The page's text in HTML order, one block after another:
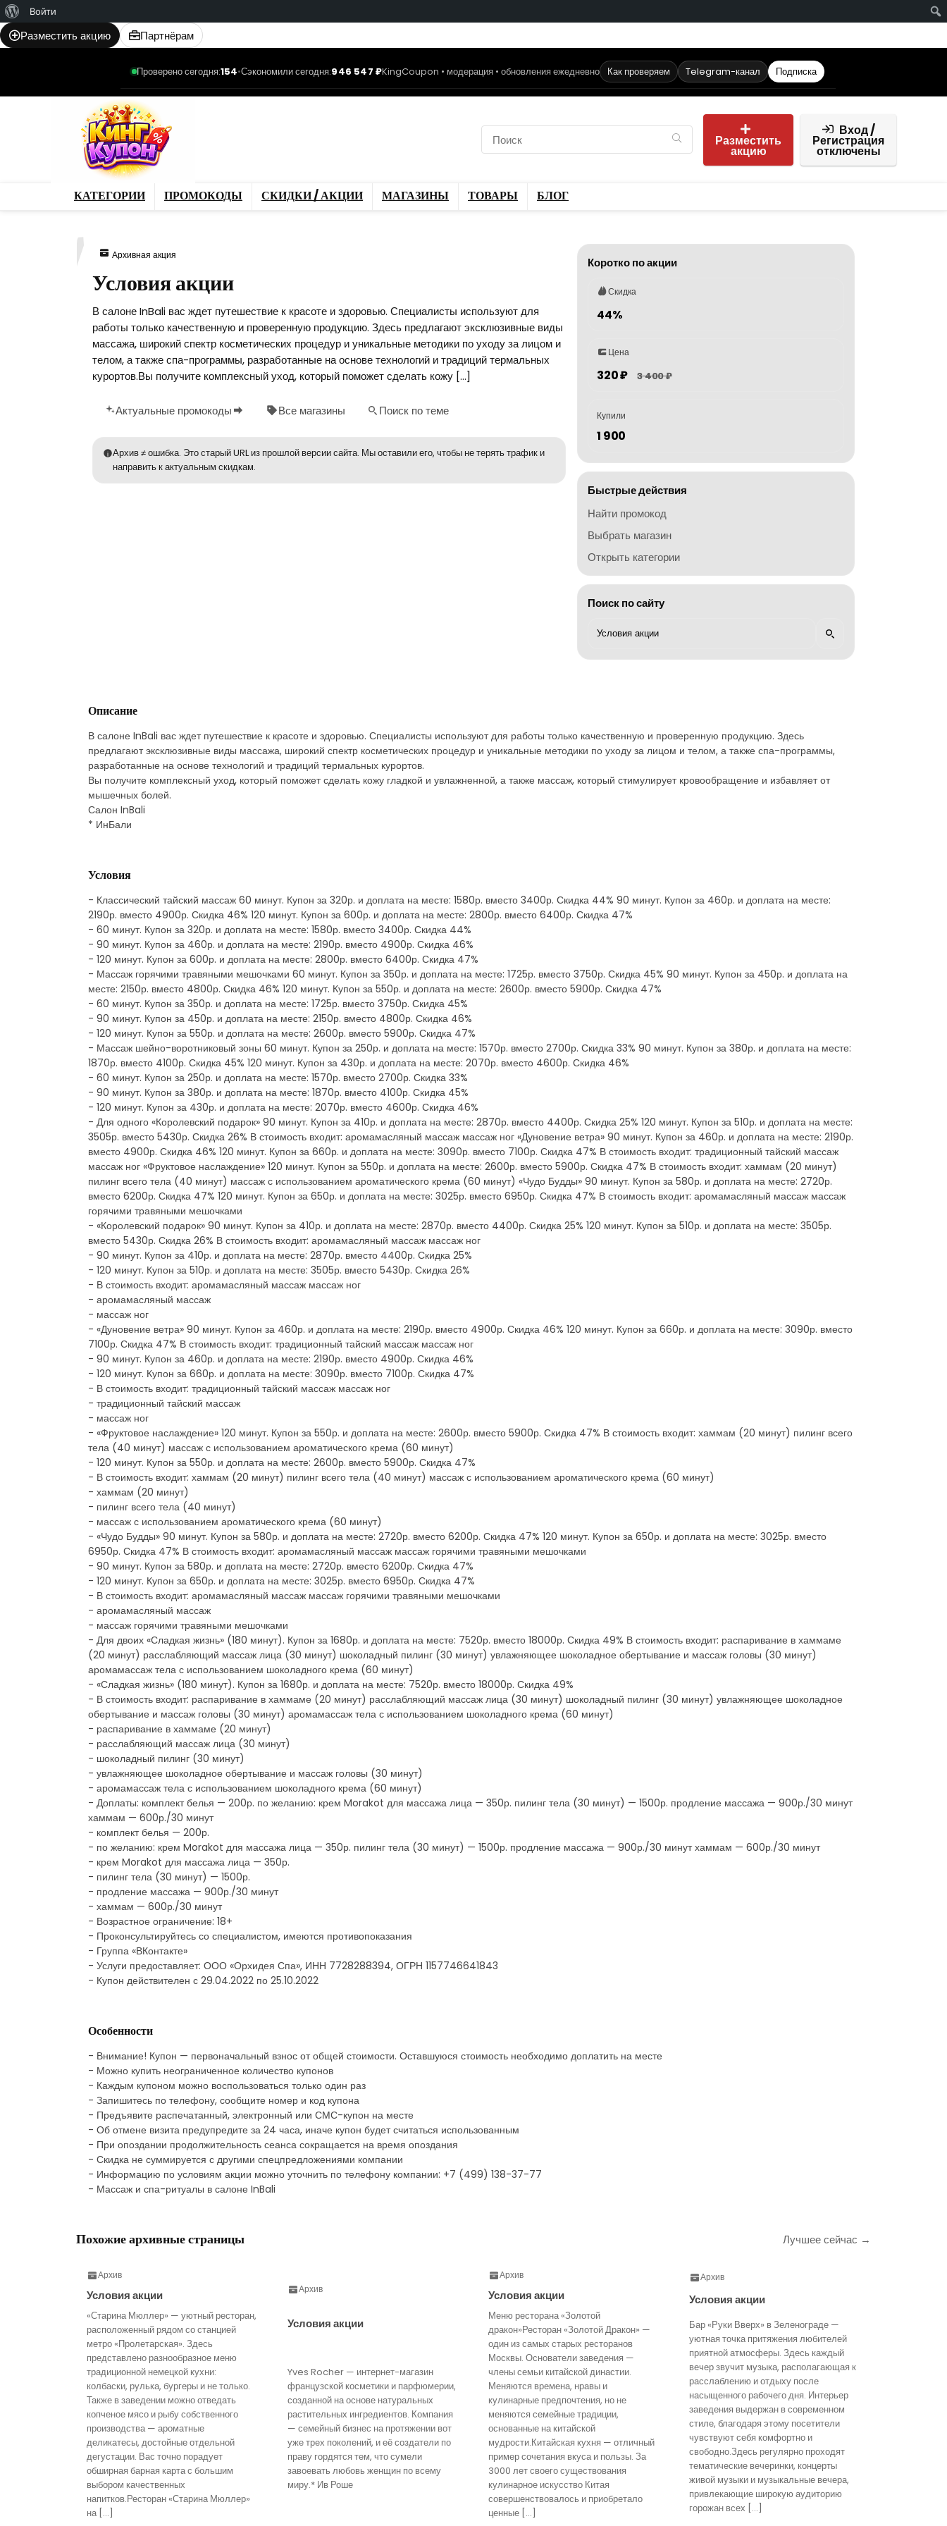
WordPress
Войти
Разместить акцию Партнёрам
Проверено сегодня:154•Сэкономили сегодня:946 547 ₽KingCoupon • модерация • обновления ежедневно Как проверяем Telegram-канал Подписка
Разместить
акцию
Вход /
Регистрация
отключены
КАТЕГОРИИ ПРОМОКОДЫ СКИДКИ / АКЦИИ МАГАЗИНЫ ТОВАРЫ БЛОГ
Архивная акция
Условия акции
В салоне InBali вас ждет путешествие к красоте и здоровью. Специалисты используют для
работы только качественную и проверенную продукцию. Здесь предлагают эксклюзивные виды
массажа, широкий спектр косметических процедур и уникальные методики по уходу за лицом и
телом, а также спа-программы, разработанные на основе технологий и традиций термальных
курортов.Вы получите комплексный уход, который поможет сделать кожу […]
Актуальные промокоды Все магазины Поиск по теме
Архив ≠ ошибка. Это старый URL из прошлой версии сайта. Мы оставили его, чтобы не терять трафик и
направить к актуальным скидкам.
Коротко по акции
Скидка
44%
Цена
320 ₽ 3 400 ₽
Купили
1 900
Быстрые действия
Найти промокод
Выбрать магазин
Открыть категории
Поиск по сайту
Описание
В салоне InBali вас ждет путешествие к красоте и здоровью. Специалисты используют для работы только качественную и проверенную продукцию. Здесь
предлагают эксклюзивные виды массажа, широкий спектр косметических процедур и уникальные методики по уходу за лицом и телом, а также спа-программы,
разработанные на основе технологий и традиций термальных курортов.
Вы получите комплексный уход, который поможет сделать кожу гладкой и увлажненной, а также массаж, который стимулирует кровообращение и избавляет от
мышечных болей.
Салон InBali
* ИнБали
Условия
- Классический тайский массаж 60 минут. Купон за 320р. и доплата на месте: 1580р. вместо 3400р. Скидка 44% 90 минут. Купон за 460р. и доплата на месте:
2190р. вместо 4900р. Скидка 46% 120 минут. Купон за 600р. и доплата на месте: 2800р. вместо 6400р. Скидка 47%
- 60 минут. Купон за 320р. и доплата на месте: 1580р. вместо 3400р. Скидка 44%
- 90 минут. Купон за 460р. и доплата на месте: 2190р. вместо 4900р. Скидка 46%
- 120 минут. Купон за 600р. и доплата на месте: 2800р. вместо 6400р. Скидка 47%
- Массаж горячими травяными мешочками 60 минут. Купон за 350р. и доплата на месте: 1725р. вместо 3750р. Скидка 45% 90 минут. Купон за 450р. и доплата на
месте: 2150р. вместо 4800р. Скидка 46% 120 минут. Купон за 550р. и доплата на месте: 2600р. вместо 5900р. Скидка 47%
- 60 минут. Купон за 350р. и доплата на месте: 1725р. вместо 3750р. Скидка 45%
- 90 минут. Купон за 450р. и доплата на месте: 2150р. вместо 4800р. Скидка 46%
- 120 минут. Купон за 550р. и доплата на месте: 2600р. вместо 5900р. Скидка 47%
- Массаж шейно-воротниковый зоны 60 минут. Купон за 250р. и доплата на месте: 1570р. вместо 2700р. Скидка 33% 90 минут. Купон за 380р. и доплата на месте:
1870р. вместо 4100р. Скидка 45% 120 минут. Купон за 430р. и доплата на месте: 2070р. вместо 4600р. Скидка 46%
- 60 минут. Купон за 250р. и доплата на месте: 1570р. вместо 2700р. Скидка 33%
- 90 минут. Купон за 380р. и доплата на месте: 1870р. вместо 4100р. Скидка 45%
- 120 минут. Купон за 430р. и доплата на месте: 2070р. вместо 4600р. Скидка 46%
- Для одного «Королевский подарок» 90 минут. Купон за 410р. и доплата на месте: 2870р. вместо 4400р. Скидка 25% 120 минут. Купон за 510р. и доплата на месте:
3505р. вместо 5430р. Скидка 26% В стоимость входит: аромамасляный массаж массаж ног «Дуновение ветра» 90 минут. Купон за 460р. и доплата на месте: 2190р.
вместо 4900р. Скидка 46% 120 минут. Купон за 660р. и доплата на месте: 3090р. вместо 7100р. Скидка 47% В стоимость входит: традиционный тайский массаж
массаж ног «Фруктовое наслаждение» 120 минут. Купон за 550р. и доплата на месте: 2600р. вместо 5900р. Скидка 47% В стоимость входит: хаммам (20 минут)
пилинг всего тела (40 минут) массаж с использованием ароматического крема (60 минут) «Чудо Будды» 90 минут. Купон за 580р. и доплата на месте: 2720р.
вместо 6200р. Скидка 47% 120 минут. Купон за 650р. и доплата на месте: 3025р. вместо 6950р. Скидка 47% В стоимость входит: аромамасляный массаж массаж
горячими травяными мешочками
- «Королевский подарок» 90 минут. Купон за 410р. и доплата на месте: 2870р. вместо 4400р. Скидка 25% 120 минут. Купон за 510р. и доплата на месте: 3505р.
вместо 5430р. Скидка 26% В стоимость входит: аромамасляный массаж массаж ног
- 90 минут. Купон за 410р. и доплата на месте: 2870р. вместо 4400р. Скидка 25%
- 120 минут. Купон за 510р. и доплата на месте: 3505р. вместо 5430р. Скидка 26%
- В стоимость входит: аромамасляный массаж массаж ног
- аромамасляный массаж
- массаж ног
- «Дуновение ветра» 90 минут. Купон за 460р. и доплата на месте: 2190р. вместо 4900р. Скидка 46% 120 минут. Купон за 660р. и доплата на месте: 3090р. вместо
7100р. Скидка 47% В стоимость входит: традиционный тайский массаж массаж ног
- 90 минут. Купон за 460р. и доплата на месте: 2190р. вместо 4900р. Скидка 46%
- 120 минут. Купон за 660р. и доплата на месте: 3090р. вместо 7100р. Скидка 47%
- В стоимость входит: традиционный тайский массаж массаж ног
- традиционный тайский массаж
- массаж ног
- «Фруктовое наслаждение» 120 минут. Купон за 550р. и доплата на месте: 2600р. вместо 5900р. Скидка 47% В стоимость входит: хаммам (20 минут) пилинг всего
тела (40 минут) массаж с использованием ароматического крема (60 минут)
- 120 минут. Купон за 550р. и доплата на месте: 2600р. вместо 5900р. Скидка 47%
- В стоимость входит: хаммам (20 минут) пилинг всего тела (40 минут) массаж с использованием ароматического крема (60 минут)
- хаммам (20 минут)
- пилинг всего тела (40 минут)
- массаж с использованием ароматического крема (60 минут)
- «Чудо Будды» 90 минут. Купон за 580р. и доплата на месте: 2720р. вместо 6200р. Скидка 47% 120 минут. Купон за 650р. и доплата на месте: 3025р. вместо
6950р. Скидка 47% В стоимость входит: аромамасляный массаж массаж горячими травяными мешочками
- 90 минут. Купон за 580р. и доплата на месте: 2720р. вместо 6200р. Скидка 47%
- 120 минут. Купон за 650р. и доплата на месте: 3025р. вместо 6950р. Скидка 47%
- В стоимость входит: аромамасляный массаж массаж горячими травяными мешочками
- аромамасляный массаж
- массаж горячими травяными мешочками
- Для двоих «Сладкая жизнь» (180 минут). Купон за 1680р. и доплата на месте: 7520р. вместо 18000р. Скидка 49% В стоимость входит: распаривание в хаммаме
(20 минут) расслабляющий массаж лица (30 минут) шоколадный пилинг (30 минут) увлажняющее шоколадное обертывание и массаж головы (30 минут)
аромамассаж тела с использованием шоколадного крема (60 минут)
- «Сладкая жизнь» (180 минут). Купон за 1680р. и доплата на месте: 7520р. вместо 18000р. Скидка 49%
- В стоимость входит: распаривание в хаммаме (20 минут) расслабляющий массаж лица (30 минут) шоколадный пилинг (30 минут) увлажняющее шоколадное
обертывание и массаж головы (30 минут) аромамассаж тела с использованием шоколадного крема (60 минут)
- распаривание в хаммаме (20 минут)
- расслабляющий массаж лица (30 минут)
- шоколадный пилинг (30 минут)
- увлажняющее шоколадное обертывание и массаж головы (30 минут)
- аромамассаж тела с использованием шоколадного крема (60 минут)
- Доплаты: комплект белья — 200р. по желанию: крем Morakot для массажа лица — 350р. пилинг тела (30 минут) — 1500р. продление массажа — 900р./30 минут
хаммам — 600р./30 минут
- комплект белья — 200р.
- по желанию: крем Morakot для массажа лица — 350р. пилинг тела (30 минут) — 1500р. продление массажа — 900р./30 минут хаммам — 600р./30 минут
- крем Morakot для массажа лица — 350р.
- пилинг тела (30 минут) — 1500р.
- продление массажа — 900р./30 минут
- хаммам — 600р./30 минут
- Возрастное ограничение: 18+
- Проконсультируйтесь со специалистом, имеются противопоказания
- Группа «ВКонтакте»
- Услуги предоставляет: ООО «Орхидея Спа», ИНН 7728288394, ОГРН 1157746641843
- Купон действителен с 29.04.2022 по 25.10.2022
Особенности
- Внимание! Купон — первоначальный взнос от общей стоимости. Оставшуюся стоимость необходимо доплатить на месте
- Можно купить неограниченное количество купонов
- Каждым купоном можно воспользоваться только один раз
- Запишитесь по телефону, сообщите номер и код купона
- Предъявите распечатанный, электронный или СМС-купон на месте
- Об отмене визита предупредите за 24 часа, иначе купон будет считаться использованным
- При опоздании продолжительность сеанса сокращается на время опоздания
- Скидка не суммируется с другими спецпредложениями компании
- Информацию по условиям акции можно уточнить по телефону компании: +7 (499) 138-37-77
- Массаж и спа-ритуалы в салоне InBali
Похожие архивные страницы Лучшее сейчас →
Архив
Условия акции
«Старина Мюллер» — уютный ресторан,
расположенный рядом со станцией
метро «Пролетарская». Здесь
представлено разнообразное меню
традиционной немецкой кухни:
колбаски, рулька, бургеры и не только.
Также в заведении можно отведать
копченое мясо и рыбу собственного
производства — ароматные
деликатесы, достойные отдельной
дегустации. Вас точно порадует
обширная барная карта с большим
выбором качественных
напитков.Ресторан «Старина Мюллер»
на […]
Архив
Условия акции
Yves Rocher — интернет-магазин
французской косметики и парфюмерии,
созданной на основе натуральных
растительных ингредиентов. Компания
— семейный бизнес на протяжении вот
уже трех поколений, и её создатели по
праву гордятся тем, что сумели
завоевать любовь женщин по всему
миру.* Ив Роше
Архив
Условия акции
Меню ресторана «Золотой
дракон»Ресторан «Золотой Дракон» —
один из самых старых ресторанов
Москвы. Основатели заведения —
члены семьи китайской династии.
Меняются времена, нравы и
кулинарные предпочтения, но не
меняются семейные традиции,
основанные на китайской
мудрости.Китайская кухня — отличный
пример сочетания вкуса и пользы. За
3000 лет своего существования
кулинарное искусство Китая
совершенствовалось и приобретало
ценные […]
Архив
Условия акции
Бар «Руки Вверх» в Зеленограде —
уютная точка притяжения любителей
приятной атмосферы. Здесь каждый
вечер звучит музыка, располагающая к
расслаблению и отдыху после
насыщенного рабочего дня. Интерьер
заведения выдержан в современном
стиле, благодаря этому посетители
чувствуют себя комфортно и
свободно.Здесь регулярно проходят
тематические вечеринки, концерты
живой музыки и музыкальные вечера,
привлекающие широкую аудиторию
горожан всех […]